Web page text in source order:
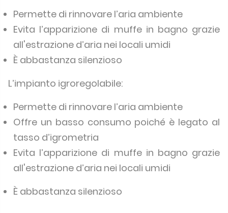
Permette di rinnovare l’aria ambiente
Evita l’apparizione di muffe in bagno grazie
all'estrazione d’aria nei locali umidi
È abbastanza silenzioso
L’impianto igroregolabile:
Permette di rinnovare l’aria ambiente
Offre un basso consumo poiché è legato al
tasso d’igrometria
Evita l’apparizione di muffe in bagno grazie
all'estrazione d’aria nei locali umidi
È abbastanza silenzioso